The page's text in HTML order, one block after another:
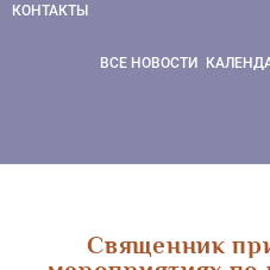
КОНТАКТЫ
ВСЕ НОВОСТИ
Священник